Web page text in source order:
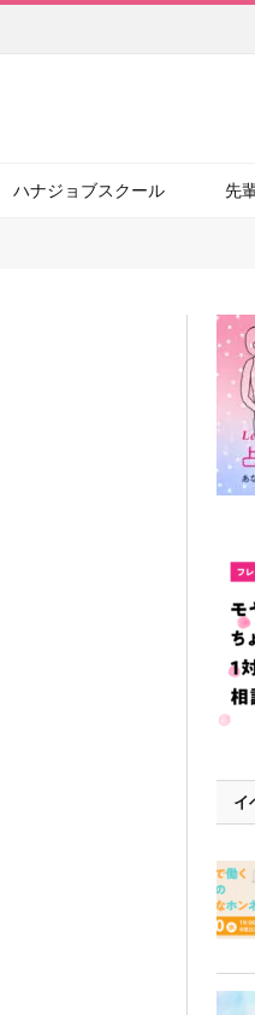
ハナジョブスクール 先
イ